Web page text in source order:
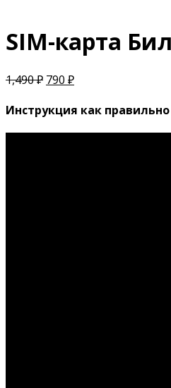
SIM-карта
1,490₽ 790 ₽
Инструкция как